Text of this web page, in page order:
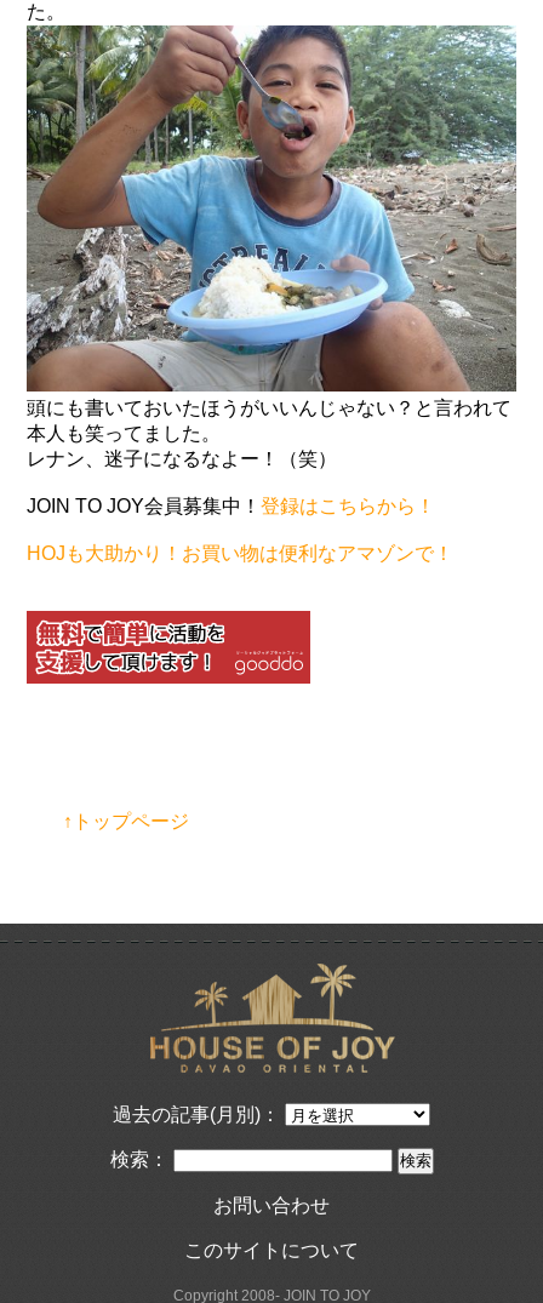
た。
頭にも書いておいたほうがいいんじゃない？と言われて
本人も笑ってました。
レナン、迷子になるなよー！（笑）
JOIN TO JOY会員募集中！登録はこちらから！
HOJも大助かり！お買い物は便利なアマゾンで！
↑トップページ
過去の記事(月別)：
検索：
お問い合わせ
このサイトについて
Copyright 2008- JOIN TO JOY